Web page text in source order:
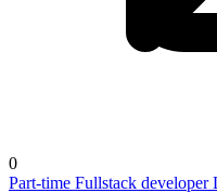
0
Part-time Fullstack